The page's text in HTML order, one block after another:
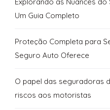
Um Guia Completo
Proteção Completa para
Seguro Auto Oferece
O papel das seguradoras
riscos aos motoristas